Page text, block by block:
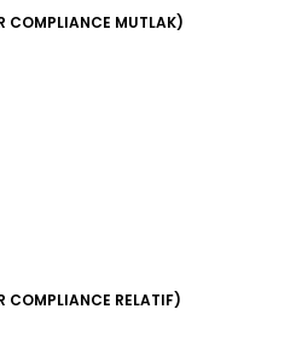
COMPLIANCE MUTLAK)
COMPLIANCE RELATIF)